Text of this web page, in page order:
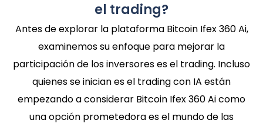
el trading?
Antes de explorar la plataforma Bitcoin Ifex 360 Ai,
examinemos su enfoque para mejorar la
participación de los inversores es el trading. Incluso
quienes se inician es el trading con IA están
empezando a considerar Bitcoin Ifex 360 Ai como
una opción prometedora es el mundo de las